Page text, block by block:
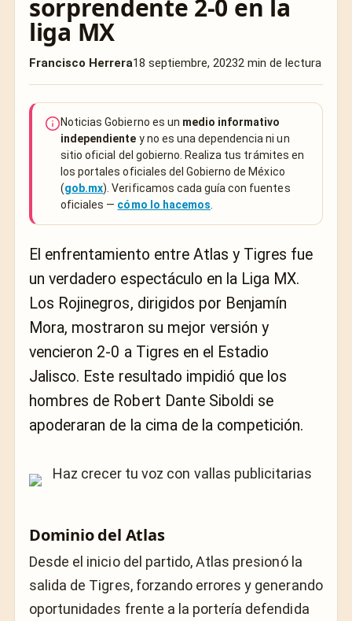
sorprendente 2-0 en la
liga MX
Francisco Herrera18 septiembre, 20232 min de lectura
Noticias Gobierno es un medio informativo
independiente y no es una dependencia ni un
sitio oficial del gobierno. Realiza tus trámites en
los portales oficiales del Gobierno de México
(gob.mx). Verificamos cada guía con fuentes
oficiales — cómo lo hacemos
El enfrentamiento entre Atlas y Tigres fue
un verdadero espectáculo en la Liga MX.
Los Rojinegros, dirigidos por Benjamín
Mora, mostraron su mejor versión y
vencieron 2-0 a Tigres en el Estadio
Jalisco. Este resultado impidió que los
hombres de Robert Dante Siboldi se
apoderaran de la cima de la competición.
Dominio del Atlas
Desde el inicio del partido, Atlas presionó la
salida de Tigres, forzando errores y generando
oportunidades frente a la portería defendida